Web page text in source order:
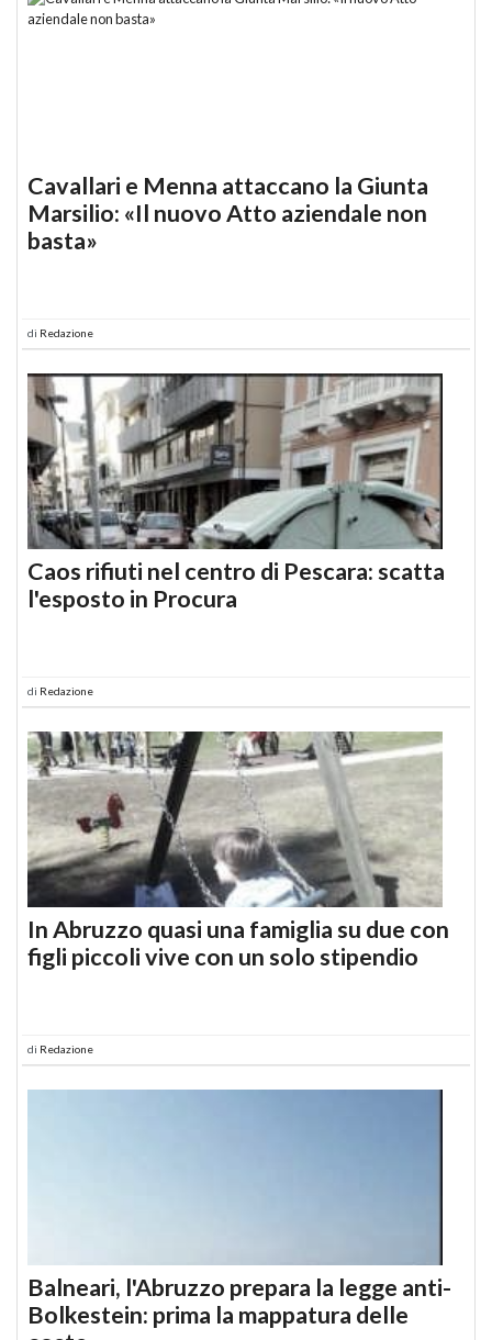
Cavallari e Menna attaccano la Giunta
Marsilio: «Il nuovo Atto aziendale non
basta»
di Redazione
Caos rifiuti nel centro di Pescara: scatta
l'esposto in Procura
di Redazione
In Abruzzo quasi una famiglia su due con
figli piccoli vive con un solo stipendio
di Redazione
Balneari, l'Abruzzo prepara la legge anti-
Bolkestein: prima la mappatura delle